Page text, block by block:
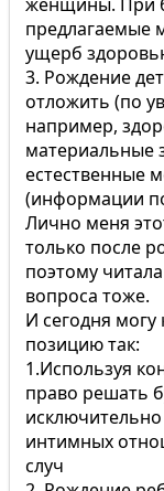
предлагаемые
ущерб
3. Рождение
отложить (по
например,
материальные
естественные
(информации
Лично меня
только после
поэтому
вопроса тоже.
И сегодня
позицию так:
1.Используя
право решать
интимных
случ